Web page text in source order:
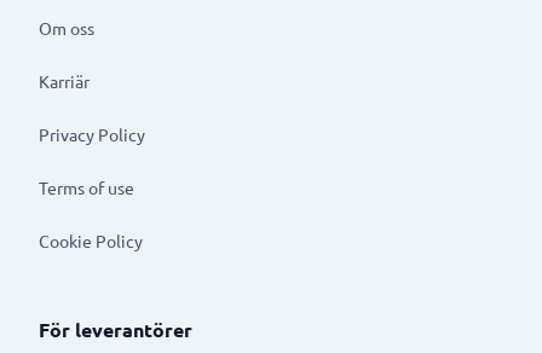
Om oss
Karriär
Privacy Policy
Terms of use
Cookie Policy
För leverantörer